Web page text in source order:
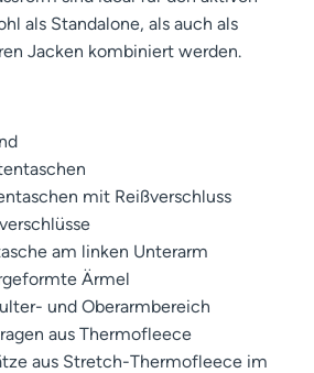
als Standalone, als auch als
Jacken kombiniert werden.
mit Reißverschluss
am linken Unterarm
Ärmel
und Oberarmbereich
aus Thermofleece
aus Stretch-Thermofleece im